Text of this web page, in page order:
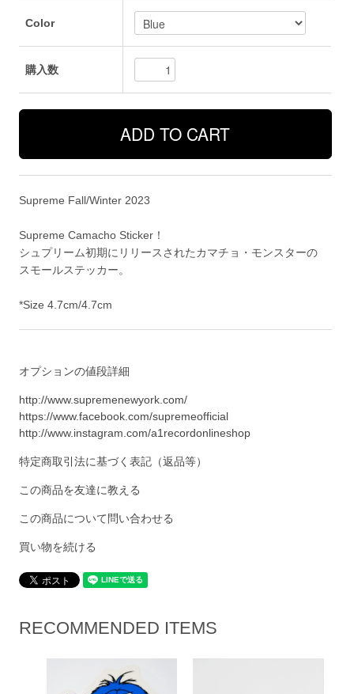
Color
購入数
Supreme Fall/Winter 2023
Supreme Camacho Sticker！
シュプリーム初期にリリースされたカマチョ・モンスターの
スモールステッカー。
*Size 4.7cm/4.7cm
オプションの値段詳細
http://www.supremenewyork.com/
https://www.facebook.com/supremeofficial
http://www.instagram.com/a1recordonlineshop
特定商取引法に基づく表記（返品等）
この商品を友達に教える
この商品について問い合わせる
買い物を続ける
RECOMMENDED ITEMS